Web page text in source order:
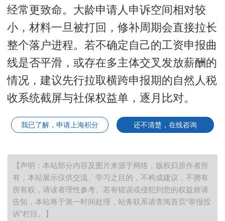
经常更致命。大龄申请人申诉空间相对较
小，材料一旦被打回，修补周期会直接拉长
整个落户进程。若不确定自己的工资申报曲
线是否平滑，或存在多主体交叉发放薪酬的
情况，建议先行拉取横跨申报期的自然人税
收系统截屏与社保权益单，逐月比对。
我已了解，申请上海积分 还不清楚，在线咨询
【声明：本站部分内容及图片来源于网络，版权归原作者所
有，本站展示仅供交流、学习之目的，不构成建议，不拥有
所有权，请读者理性参考。若有错误或侵犯到您的权益烦请
告知，本站将于第一时间处理，站务联系请查阅首页“举报投
诉”栏目。】